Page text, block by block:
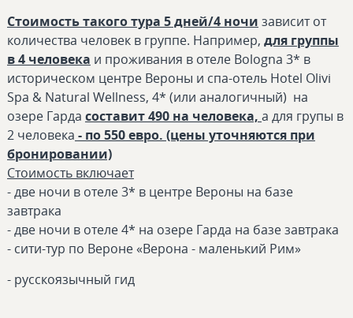
Стоимость такого тура 5 дней/4 ночи зависит от
количества человек в группе. Например, для группы
в 4 человека и проживания в отеле Bologna 3* в
историческом центре Вероны и спа-отель Hotel Olivi
Spa & Natural Wellness, 4* (или аналогичный) на
озере Гарда составит 490 на человека, а для групы в
2 человека - по 550 евро. (цены уточняются при
бронировании)
Стоимость включает
- две ночи в отеле 3* в центре Вероны на базе
завтрака
- две ночи в отеле 4* на озере Гарда на базе завтрака
- сити-тур по Вероне «Верона - маленький Рим»
- русскоязычный гид